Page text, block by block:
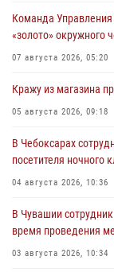
Команда
«золото» окружного
07 августа 2026, 05:20
Кражу из магазина
05 августа 2026, 09:18
В Чебоксарах
посетителя ночного
04 августа 2026, 10:36
В Чувашии
время проведения
03 августа 2026, 10:34